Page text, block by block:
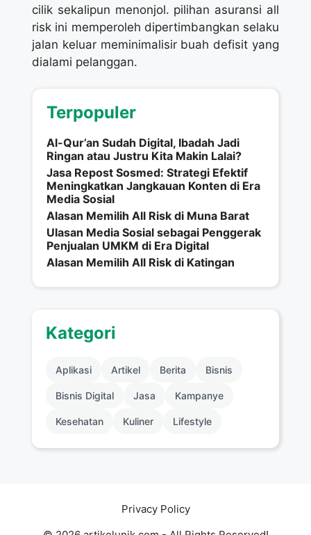
cilik sekalipun menonjol. pilihan asuransi all
risk ini memperoleh dipertimbangkan selaku
jalan keluar meminimalisir buah defisit yang
dialami pelanggan.
Terpopuler
Al-Qur’an Sudah Digital, Ibadah Jadi
Ringan atau Justru Kita Makin Lalai?
Jasa Repost Sosmed: Strategi Efektif
Meningkatkan Jangkauan Konten di Era
Media Sosial
Alasan Memilih All Risk di Muna Barat
Ulasan Media Sosial sebagai Penggerak
Penjualan UMKM di Era Digital
Alasan Memilih All Risk di Katingan
Kategori
Aplikasi Artikel Berita Bisnis
Bisnis Digital Jasa Kampanye
Kesehatan Kuliner Lifestyle
Privacy Policy